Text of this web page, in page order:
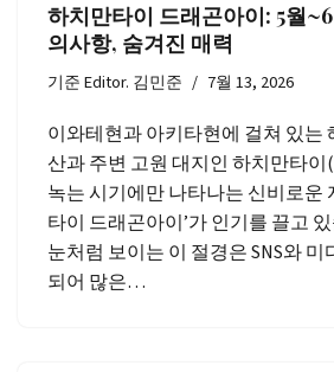
하치만타이 드래곤아이: 5월
의사항, 숨겨진 매력
기준Editor. 김민준 7월 13, 2026
이와테현과 아키타현에 걸쳐 있는
산과 주변 고원 대지인 하치만타
녹는 시기에만 나타나는 신비로운
타이 드래곤아이’가 인기를 끌고
눈처럼 보이는 이 절경은 SNS와
되어 많은…